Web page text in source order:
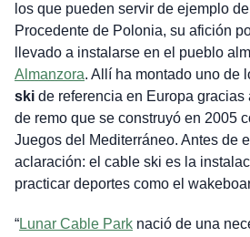
los que pueden servir de ejemplo
Procedente de Polonia, su afición
llevado a instalarse en el pueblo
Almanzora. Allí ha montado uno de
skide referencia en Europa gracias
de remo que se construyó en 2005
Juegos del Mediterráneo. Antes de
aclaración: el cable ski es la
practicar deportes como el
“Lunar Cable Parknació de una